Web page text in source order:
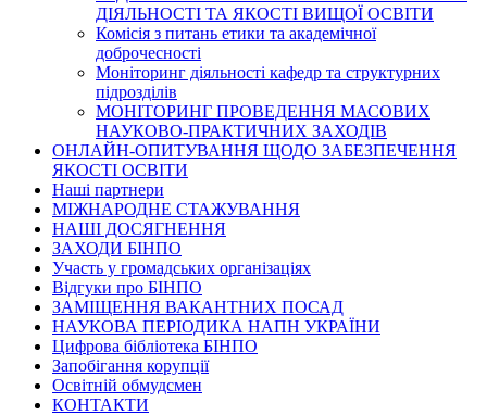
ДІЯЛЬНОСТІ ТА ЯКОСТІ ВИЩОЇ ОСВІТИ
Комісія з питань етики та академічної
доброчесності
Моніторинг діяльності кафедр та структурних
підрозділів
МОНІТОРИНГ ПРОВЕДЕННЯ МАСОВИХ
НАУКОВО-ПРАКТИЧНИХ ЗАХОДІВ
ОНЛАЙН-ОПИТУВАННЯ ЩОДО ЗАБЕЗПЕЧЕННЯ
ЯКОСТІ ОСВІТИ
Наші партнери
МІЖНАРОДНЕ СТАЖУВАННЯ
НАШІ ДОСЯГНЕННЯ
ЗАХОДИ БІНПО
Участь у громадських організаціях
Відгуки про БІНПО
ЗАМІЩЕННЯ ВАКАНТНИХ ПОСАД
НАУКОВА ПЕРІОДИКА НАПН УКРАЇНИ
Цифрова бібліотека БІНПО
Запобігання корупції
Освітній обмудсмен
КОНТАКТИ